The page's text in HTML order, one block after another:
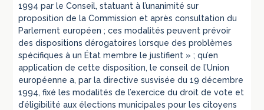
1994 par le Conseil, statuant à l’unanimité sur
proposition de la Commission et après consultation du
Parlement européen ; ces modalités peuvent prévoir
des dispositions dérogatoires lorsque des problèmes
spécifiques à un État membre le justifient » ; qu’en
application de cette disposition, le conseil de l’Union
européenne a, par la directive susvisée du 19 décembre
1994, fixé les modalités de l’exercice du droit de vote et
d’éligibilité aux élections municipales pour les citoyens